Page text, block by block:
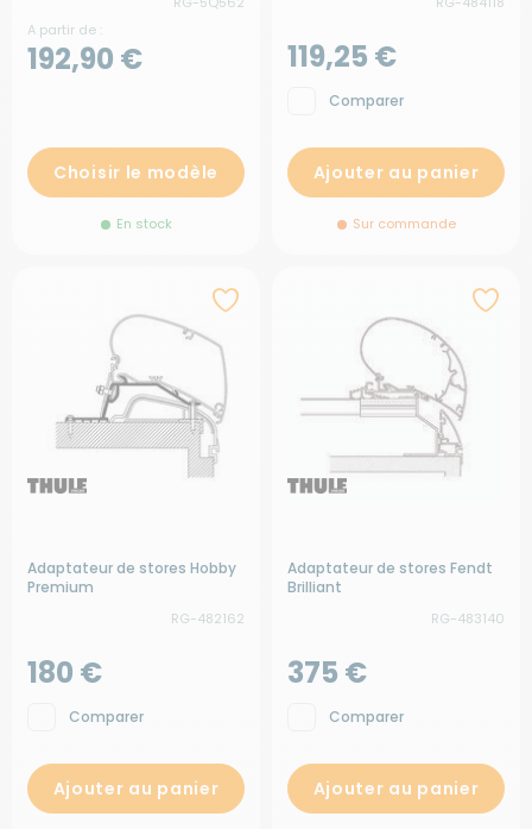
A partir de :
192,90 €
Choisir le modèle
En stock
119,25 €
Comparer
Ajouter au panier
Sur commande
Adaptateur de stores Hobby
Premium
RG-482162
180 €
Comparer
Ajouter au panier
Adaptateur de stores Fendt
Brilliant
RG-483140
375 €
Comparer
Ajouter au panier